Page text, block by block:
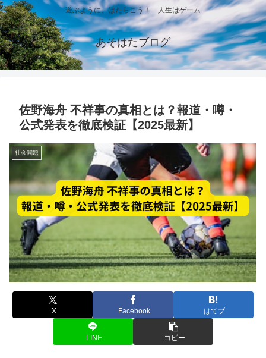
遊ぶように、はたらこう！ 人生はゲーム
あそはたブログ
佐野海舟 不祥事の真相とは？報道・噂・
公式発表を徹底検証【2025最新】
社会問題
X Facebook はてブ
LINE コピー